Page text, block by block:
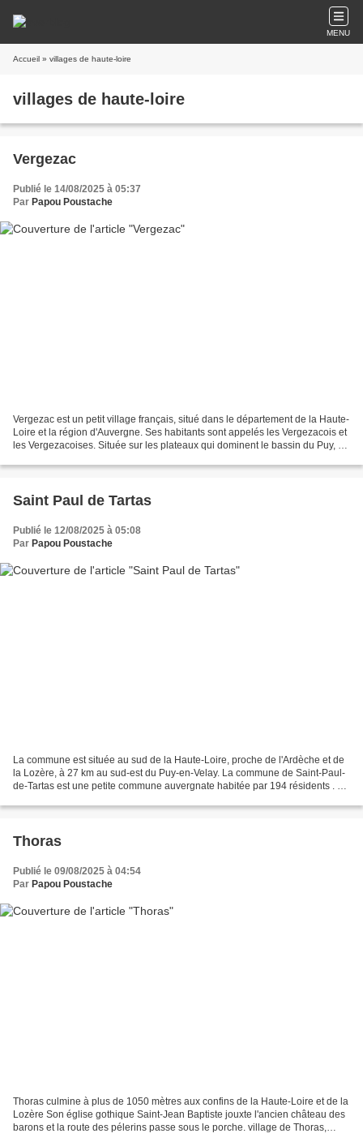
MENU
Accueil » villages de haute-loire
villages de haute-loire
Vergezac
Publié le 14/08/2025 à 05:37
Par Papou Poustache
Vergezac est un petit village français, situé dans le département de la Haute-
Loire et la région d'Auvergne. Ses habitants sont appelés les Vergezacois et
les Vergezacoises. Située sur les plateaux qui dominent le bassin du Puy, à
Saint Paul de Tartas
Publié le 12/08/2025 à 05:08
Par Papou Poustache
La commune est située au sud de la Haute-Loire, proche de l'Ardèche et de
la Lozère, à 27 km au sud-est du Puy-en-Velay. La commune de Saint-Paul-
de-Tartas est une petite commune auvergnate habitée par 194 résidents . La
Thoras
Publié le 09/08/2025 à 04:54
Par Papou Poustache
Thoras culmine à plus de 1050 mètres aux confins de la Haute-Loire et de la
Lozère Son église gothique Saint-Jean Baptiste jouxte l'ancien château des
barons et la route des pélerins passe sous le porche. village de Thoras,